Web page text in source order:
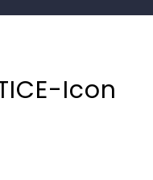
Icon